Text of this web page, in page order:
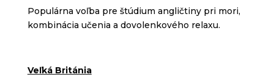
Populárna voľba pre štúdium angličtiny pri mori,
kombinácia učenia a dovolenkového relaxu.
Veľká Británia